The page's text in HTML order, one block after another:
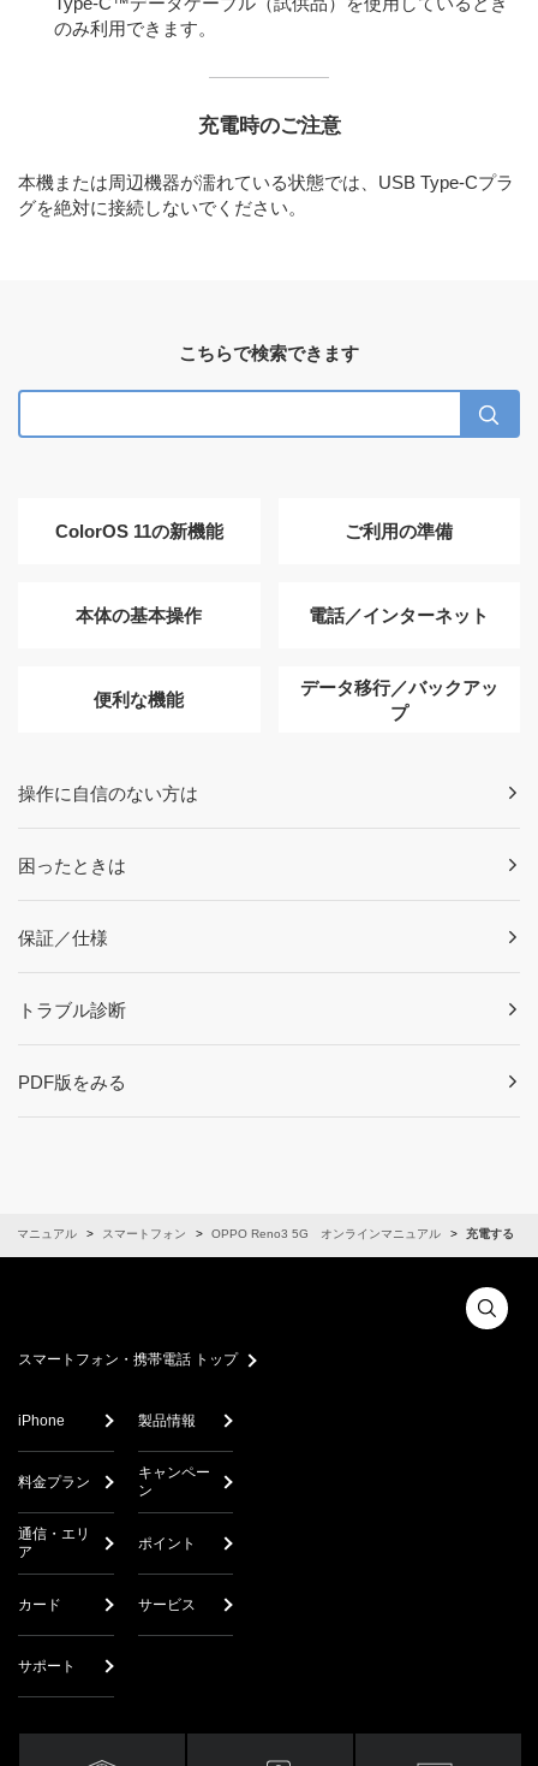
のみ利用できます。
充電時のご注意
本機または周辺機器が濡れている状態では、USB Type-Cプラ
グを絶対に接続しないでください。
こちらで検索できます
ColorOS 11の新機能 ご利用の準備
本体の基本操作 電話／インターネット
便利な機能
データ移行／バックアッ
プ
操作に自信のない方は
困ったときは
保証／仕様
トラブル診断
PDF版をみる
ンマニュアル スマートフォン OPPO Reno3 5G オンラインマニュアル 充電する
スマートフォン・携帯電話 トップ
iPhone 製品情報
料金プラン
キャンペー
ン
通信・エリ
ア
ポイント
カード サービス
サポート